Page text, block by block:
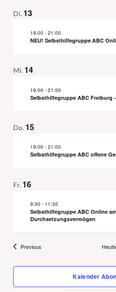
Di. 13
19:00 - 21:00
NEU! Selbsthilfegruppe ABC
Mi. 14
19:00 - 21:00
Selbsthilfegruppe ABC Freiburg
Do. 15
19:00 - 21:00
Selbsthilfegruppe ABC offene
Fr. 16
9:30 - 11:30
Selbsthilfegruppe ABC Online
Durchsetzungsvermögen
PreviousVeranstaltungen Heute
Kalender